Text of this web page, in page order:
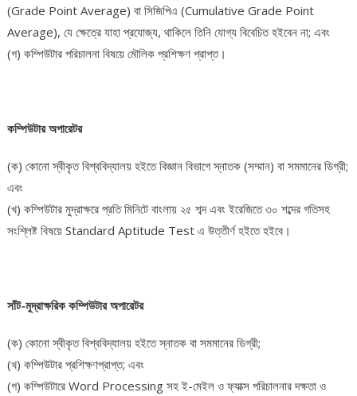
(Grade Point Average) বা সিজিপিএ (Cumulative Grade Point
Average), যে ক্ষেত্রে যাহা প্রযোজ্য, থাকিলে তিনি যোগ্য বিবেচিত হইবেন না; এবং
(গ) কম্পিউটার পরিচালনা বিষয়ে মৌলিক প্রশিক্ষণ প্রাপ্ত।
কম্পিউটার অপারেটর
(ক) কোনো স্বীকৃত বিশ্ববিদ্যালয় হইতে বিজ্ঞান বিভাগে স্নাতক (সম্মান) বা সমমানের ডিগ্রী;
এবং
(খ) কম্পিউটার মুদ্রাক্ষরে প্রতি মিনিটে বাংলায় ২৫ শব্দ এবং ইরেজিতে ৩০ শব্দের গতিসহ
সংশ্লিষ্ট বিষয়ে Standard Aptitude Test এ উত্তীর্ণ হইতে হইবে।
সাঁট-মুদ্রাক্ষরিক কম্পিউটার অপারেটর
(ক) কোনো স্বীকৃত বিশ্ববিদ্যালয় হইতে স্নাতক বা সমমানের ডিগ্রী;
(খ) কম্পিউটার প্রশিক্ষণপ্রাপ্ত; এবং
(গ) কম্পিউটারে Word Processing সহ ই-মেইল ও ফ্যাক্স পরিচালনার দক্ষতা ও